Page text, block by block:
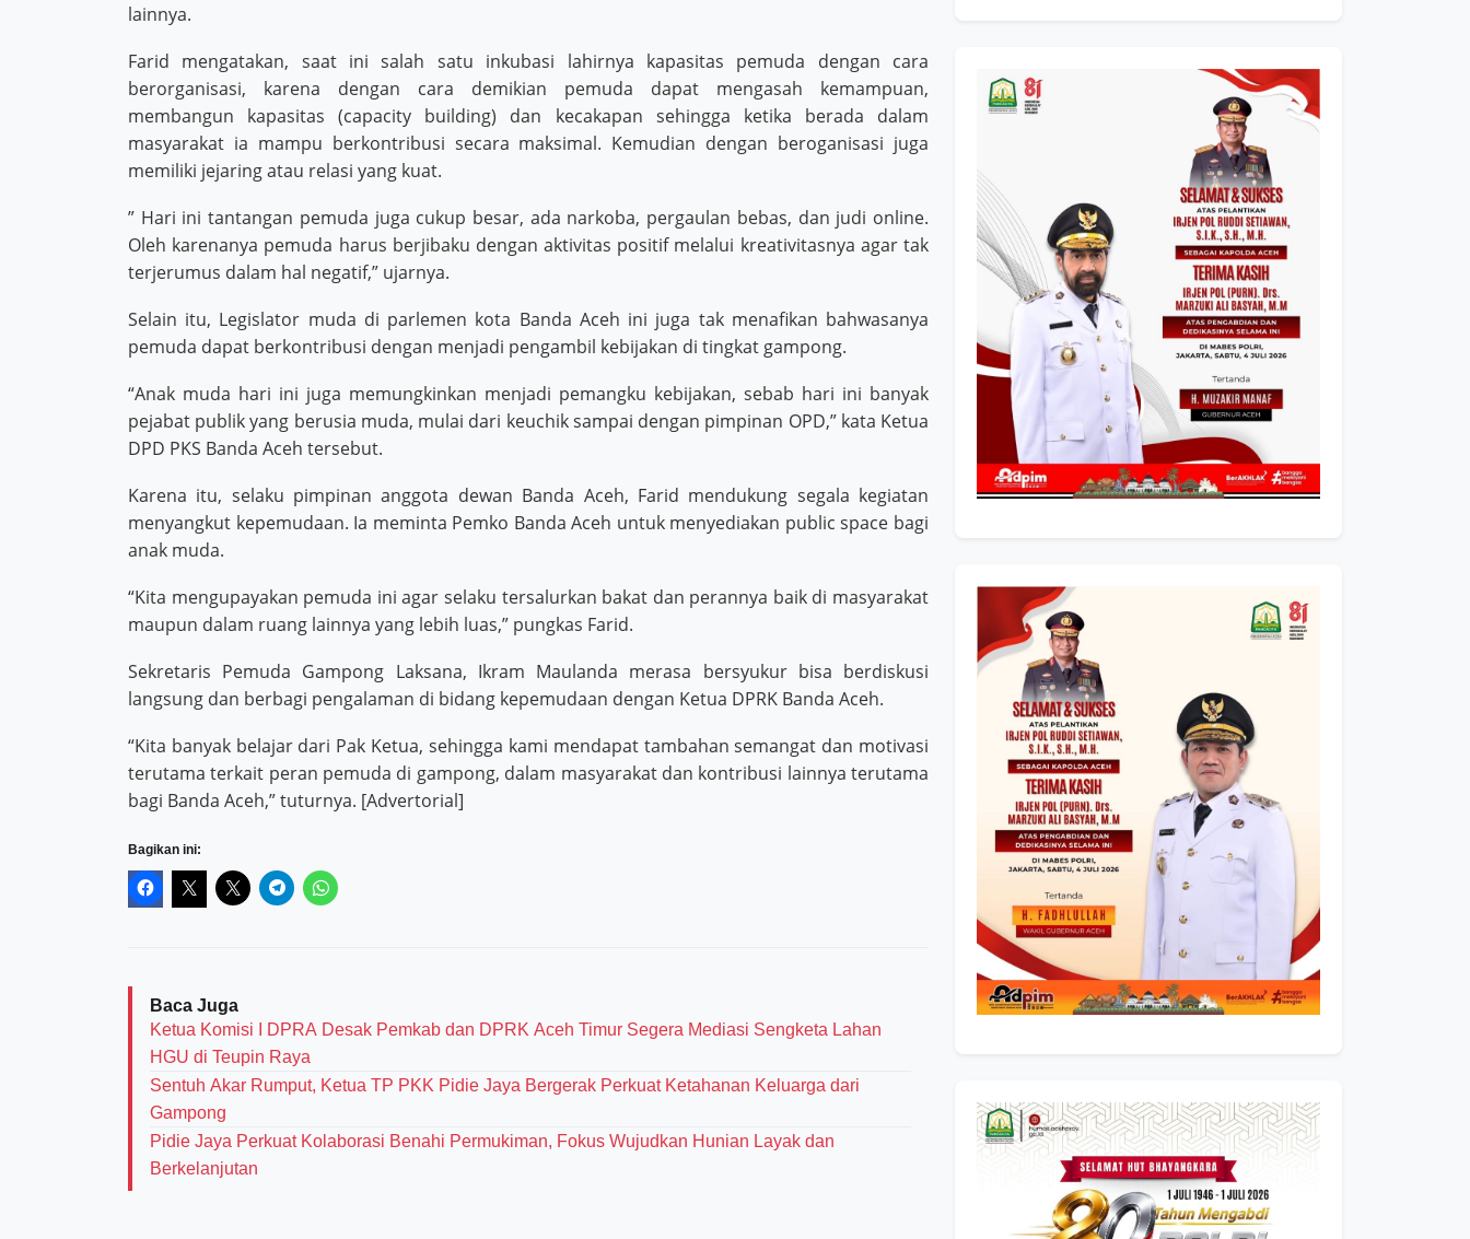
lainnya.
Farid mengatakan, saat ini salah satu inkubasi lahirnya kapasitas pemuda dengan cara
berorganisasi, karena dengan cara demikian pemuda dapat mengasah kemampuan,
membangun kapasitas (capacity building) dan kecakapan sehingga ketika berada dalam
masyarakat ia mampu berkontribusi secara maksimal. Kemudian dengan beroganisasi juga
memiliki jejaring atau relasi yang kuat.
” Hari ini tantangan pemuda juga cukup besar, ada narkoba, pergaulan bebas, dan judi online.
Oleh karenanya pemuda harus berjibaku dengan aktivitas positif melalui kreativitasnya agar tak
terjerumus dalam hal negatif,” ujarnya.
Selain itu, Legislator muda di parlemen kota Banda Aceh ini juga tak menafikan bahwasanya
pemuda dapat berkontribusi dengan menjadi pengambil kebijakan di tingkat gampong.
“Anak muda hari ini juga memungkinkan menjadi pemangku kebijakan, sebab hari ini banyak
pejabat publik yang berusia muda, mulai dari keuchik sampai dengan pimpinan OPD,” kata Ketua
DPD PKS Banda Aceh tersebut.
Karena itu, selaku pimpinan anggota dewan Banda Aceh, Farid mendukung segala kegiatan
menyangkut kepemudaan. Ia meminta Pemko Banda Aceh untuk menyediakan public space bagi
anak muda.
“Kita mengupayakan pemuda ini agar selaku tersalurkan bakat dan perannya baik di masyarakat
maupun dalam ruang lainnya yang lebih luas,” pungkas Farid.
Sekretaris Pemuda Gampong Laksana, Ikram Maulanda merasa bersyukur bisa berdiskusi
langsung dan berbagi pengalaman di bidang kepemudaan dengan Ketua DPRK Banda Aceh.
“Kita banyak belajar dari Pak Ketua, sehingga kami mendapat tambahan semangat dan motivasi
terutama terkait peran pemuda di gampong, dalam masyarakat dan kontribusi lainnya terutama
bagi Banda Aceh,” tuturnya. [Advertorial]
Bagikan ini:
Baca Juga
Ketua Komisi I DPRA Desak Pemkab dan DPRK Aceh Timur Segera Mediasi Sengketa Lahan
HGU di Teupin Raya
Sentuh Akar Rumput, Ketua TP PKK Pidie Jaya Bergerak Perkuat Ketahanan Keluarga dari
Gampong
Pidie Jaya Perkuat Kolaborasi Benahi Permukiman, Fokus Wujudkan Hunian Layak dan
Berkelanjutan